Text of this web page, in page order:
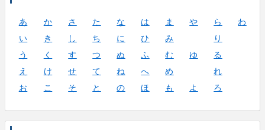
あ か さ た な は ま や ら
わ
い
き し ち に ひ み
り
う
く す つ ぬ ふ む ゆ
る
え
け せ て ね へ め
れ
お
こ そ と の ほ も よ ろ